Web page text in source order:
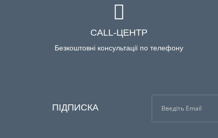
CALL-ЦЕНТР
Безкоштовні консультації по телефону
ПІДПИСКА